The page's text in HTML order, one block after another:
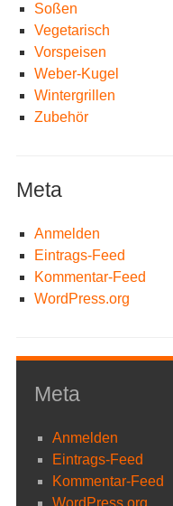
Soßen
Vegetarisch
Vorspeisen
Weber-Kugel
Wintergrillen
Zubehör
Meta
Anmelden
Eintrags-Feed
Kommentar-Feed
WordPress.org
Meta
Anmelden
Eintrags-Feed
Kommentar-Feed
WordPress.org